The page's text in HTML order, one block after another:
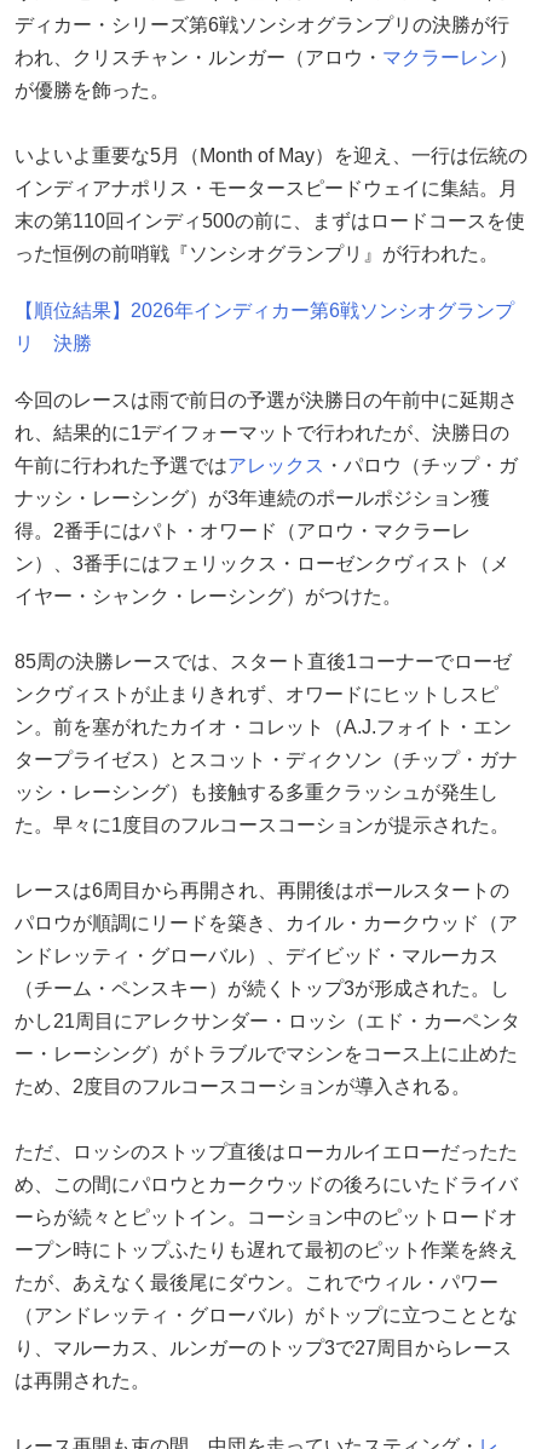
ディカー・シリーズ第6戦ソンシオグランプリの決勝が行
われ、クリスチャン・ルンガー（アロウ・ マクラーレン）
が優勝を飾った。
いよいよ重要な5月（Month of May）を迎え、一行は伝統の
インディアナポリス・モータースピードウェイに集結。月
末の第110回インディ500の前に、まずはロードコースを使
った恒例の前哨戦『ソンシオグランプリ』が行われた。
【順位結果】2026年インディカー第6戦ソンシオグランプ
リ 決勝
今回のレースは雨で前日の予選が決勝日の午前中に延期さ
れ、結果的に1デイフォーマットで行われたが、決勝日の
午前に行われた予選ではアレックス ・パロウ（チップ・ガ
ナッシ・レーシング）が3年連続のポールポジション獲
得。2番手にはパト・オワード（アロウ・マクラーレ
ン）、3番手にはフェリックス・ローゼンクヴィスト（メ
イヤー・シャンク・レーシング）がつけた。
85周の決勝レースでは、スタート直後1コーナーでローゼ
ンクヴィストが止まりきれず、オワードにヒットしスピ
ン。前を塞がれたカイオ・コレット（A.J.フォイト・エン
タープライゼス）とスコット・ディクソン（チップ・ガナ
ッシ・レーシング）も接触する多重クラッシュが発生し
た。早々に1度目のフルコースコーションが提示された。
レースは6周目から再開され、再開後はポールスタートの
パロウが順調にリードを築き、カイル・カークウッド（ア
ンドレッティ・グローバル）、デイビッド・マルーカス
（チーム・ペンスキー）が続くトップ3が形成された。し
かし21周目にアレクサンダー・ロッシ（エド・カーペンタ
ー・レーシング）がトラブルでマシンをコース上に止めた
ため、2度目のフルコースコーションが導入される。
ただ、ロッシのストップ直後はローカルイエローだったた
め、この間にパロウとカークウッドの後ろにいたドライバ
ーらが続々とピットイン。コーション中のピットロードオ
ープン時にトップふたりも遅れて最初のピット作業を終え
たが、あえなく最後尾にダウン。これでウィル・パワー
（アンドレッティ・グローバル）がトップに立つこととな
り、マルーカス、ルンガーのトップ3で27周目からレース
は再開された。